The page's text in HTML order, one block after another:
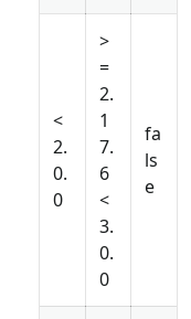
<
2.
0.
0
>
=
2.
1
7.
6
<
3.
0.
0
fa
ls
e